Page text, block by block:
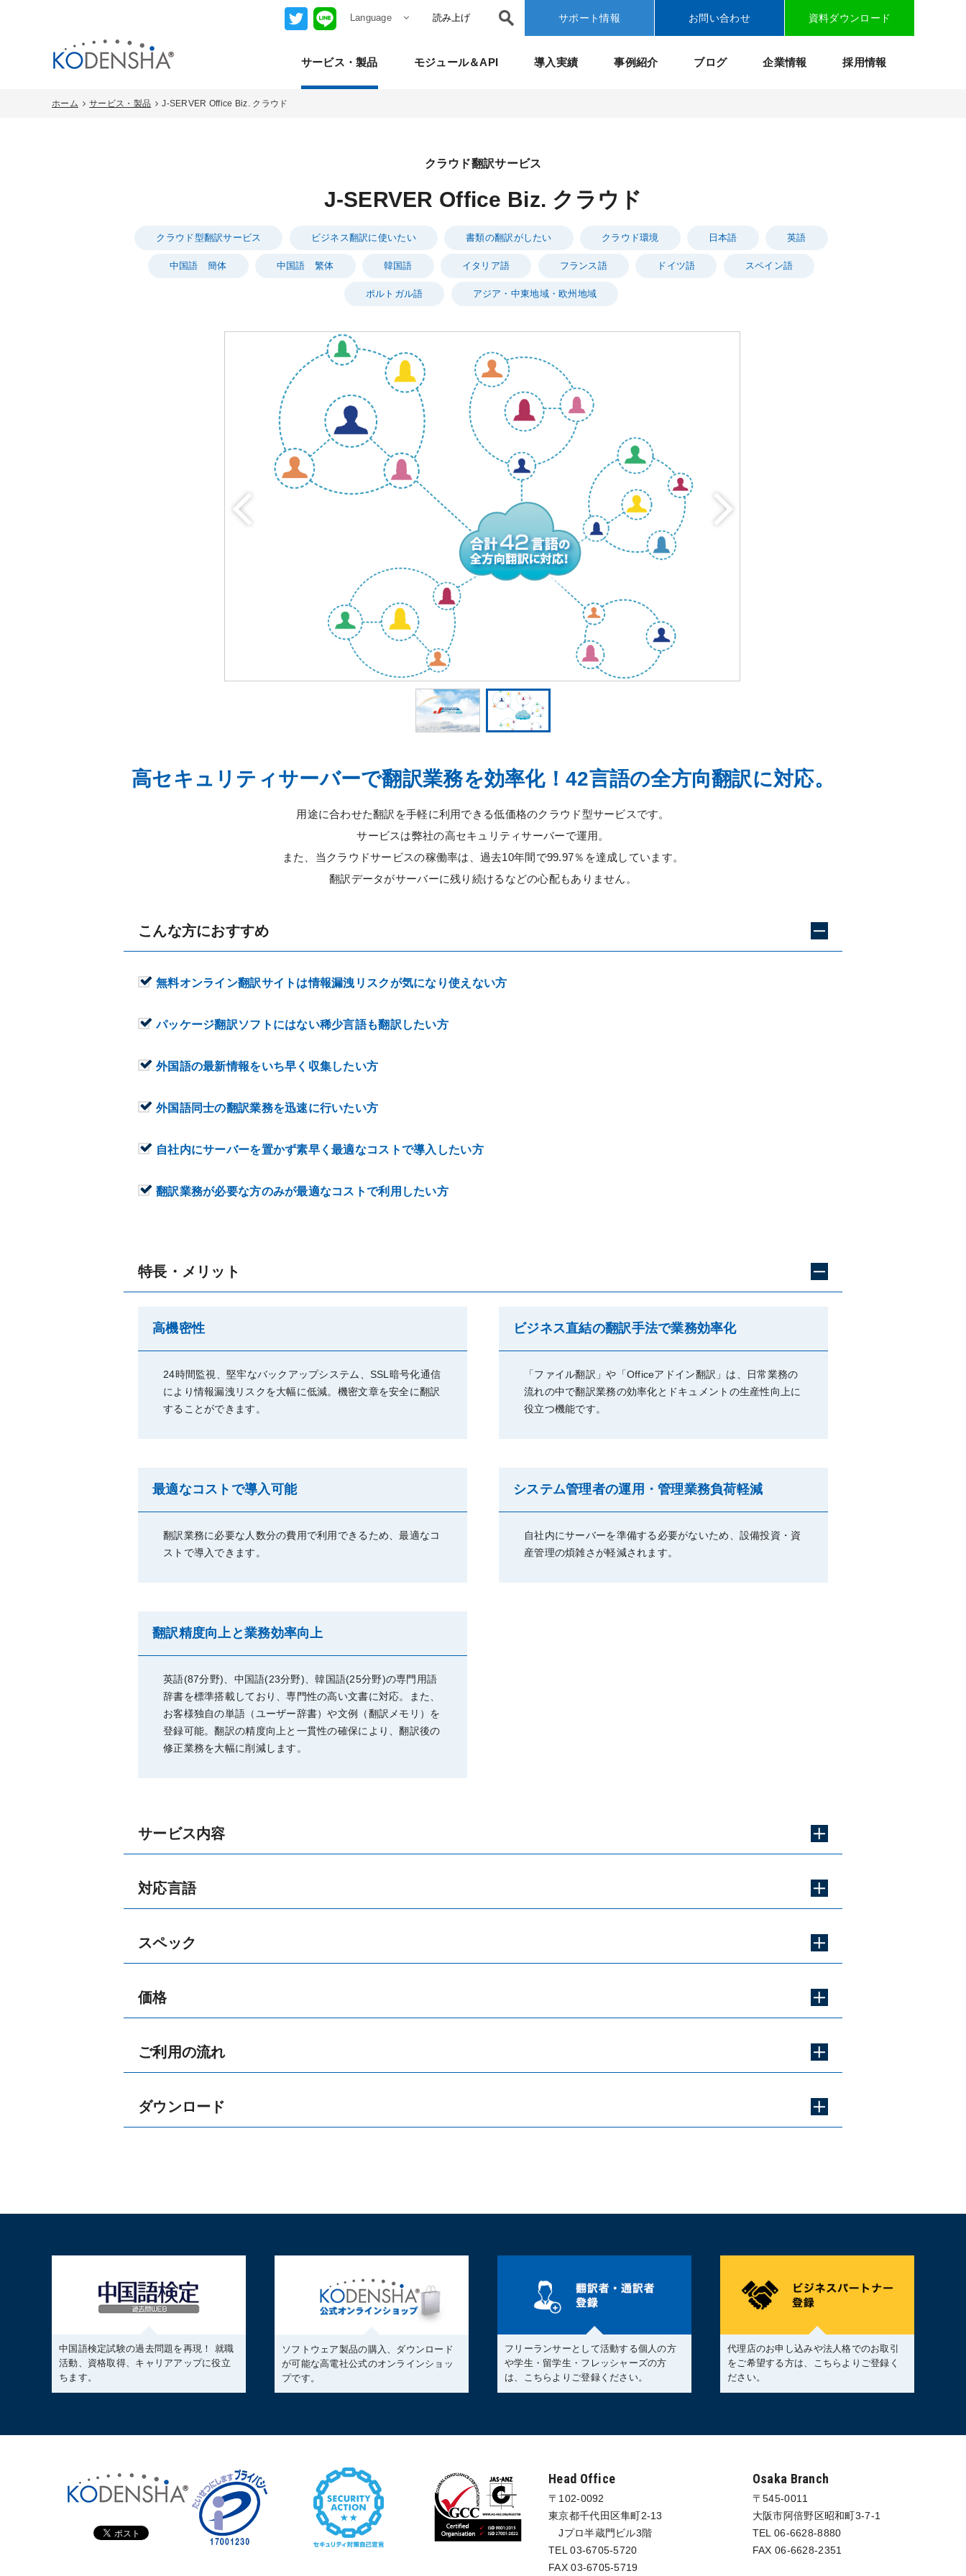
Language 読み上げ サポート情報 お問い合わせ 資料ダウンロード
サービス・製品 モジュール＆API 導入実績 事例紹介 ブログ 企業情報 採用情報
ホーム サービス・製品 J-SERVER Office Biz. クラウド
クラウド翻訳サービス
J-SERVER Office Biz. クラウド
クラウド型翻訳サービス ビジネス翻訳に使いたい 書類の翻訳がしたい クラウド環境 日本語 英語
中国語 簡体 中国語 繁体 韓国語 イタリア語 フランス語 ドイツ語 スペイン語
ポルトガル語 アジア・中東地域・欧州地域
高セキュリティサーバーで翻訳業務を効率化！42言語の全方向翻訳に対応。
用途に合わせた翻訳を手軽に利用できる低価格のクラウド型サービスです。
サービスは弊社の高セキュリティサーバーで運用。
また、当クラウドサービスの稼働率は、過去10年間で99.97％を達成しています。
翻訳データがサーバーに残り続けるなどの心配もありません。
こんな方におすすめ
無料オンライン翻訳サイトは情報漏洩リスクが気になり使えない方
パッケージ翻訳ソフトにはない稀少言語も翻訳したい方
外国語の最新情報をいち早く収集したい方
外国語同士の翻訳業務を迅速に行いたい方
自社内にサーバーを置かず素早く最適なコストで導入したい方
翻訳業務が必要な方のみが最適なコストで利用したい方
特長・メリット
高機密性
24時間監視、堅牢なバックアップシステム、SSL暗号化通信
により情報漏洩リスクを大幅に低減。機密文章を安全に翻訳
することができます。
ビジネス直結の翻訳手法で業務効率化
「ファイル翻訳」や「Officeアドイン翻訳」は、日常業務の
流れの中で翻訳業務の効率化とドキュメントの生産性向上に
役立つ機能です。
最適なコストで導入可能
翻訳業務に必要な人数分の費用で利用できるため、最適なコ
ストで導入できます。
システム管理者の運用・管理業務負荷軽減
自社内にサーバーを準備する必要がないため、設備投資・資
産管理の煩雑さが軽減されます。
翻訳精度向上と業務効率向上
英語(87分野)、中国語(23分野)、韓国語(25分野)の専門用語
辞書を標準搭載しており、専門性の高い文書に対応。また、
お客様独自の単語（ユーザー辞書）や文例（翻訳メモリ）を
登録可能。翻訳の精度向上と一貫性の確保により、翻訳後の
修正業務を大幅に削減します。
サービス内容
対応言語
スペック
価格
ご利用の流れ
ダウンロード
中国語検定試験の過去問題を再現！ 就職
活動、資格取得、キャリアアップに役立
ちます。
ソフトウェア製品の購入、ダウンロード
が可能な高電社公式のオンラインショッ
プです。
フリーランサーとして活動する個人の方
や学生・留学生・フレッシャーズの方
は、こちらよりご登録ください。
代理店のお申し込みや法人格でのお取引
をご希望する方は、こちらよりご登録く
ださい。
Head Office
〒102-0092
東京都千代田区隼町2-13
Jプロ半蔵門ビル3階
TEL 03-6705-5720
FAX 03-6705-5719
Osaka Branch
〒545-0011
大阪市阿倍野区昭和町3-7-1
TEL 06-6628-8880
FAX 06-6628-2351